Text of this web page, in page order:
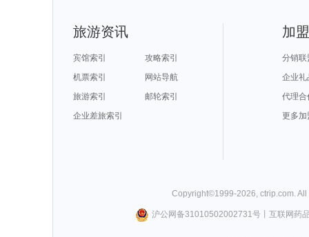
旅游资讯
宾馆索引
攻略索引
机票索引
网站导航
旅游索引
邮轮索引
企业差旅索引
加
分销联
企业礼
代理合
更多加
Copyright©1999-2026 ctrip.com .
沪公网备31010502002731号丨 互联网药